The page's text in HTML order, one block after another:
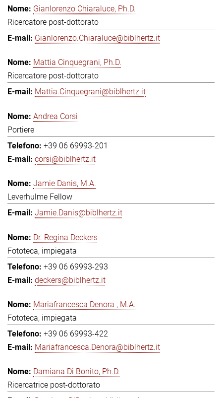
Gianlorenzo Chiaraluce, Ph.D.
Ricercatore post-dottorato
Gianlorenzo.Chiaraluce@biblhertz.it
Mattia Cinquegrani, Ph.D.
Ricercatore post-dottorato
Mattia.Cinquegrani@biblhertz.it
Andrea Corsi
Portiere
+39 06 69993-201
corsi@biblhertz.it
Jamie Danis, M.A.
Leverhulme Fellow
Jamie.Danis@biblhertz.it
Dr. Regina Deckers
Fototeca, impiegata
+39 06 69993-293
deckers@biblhertz.it
Mariafrancesca Denora , M.A.
Fototeca, impiegata
+39 06 69993-422
Mariafrancesca.Denora@biblhertz.it
Damiana Di Bonito, Ph.D.
Ricercatrice post-dottorato